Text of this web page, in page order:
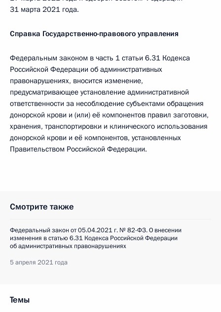
31 марта 2021 года.
Справка Государственно-правового управления
Федеральным законом в часть 1 статьи 6.31 Кодекса
Российской Федерации об административных
правонарушениях, вносится изменение,
предусматривающее установление административной
ответственности за несоблюдение субъектами обращения
донорской крови и (или) её компонентов правил заготовки,
хранения, транспортировки и клинического использования
донорской крови и её компонентов, установленных
Правительством Российской Федерации.
Смотрите также
Федеральный закон от 05.04.2021 г. № 82-ФЗ. О внесении
изменения в статью 6.31 Кодекса Российской Федерации
об административных правонарушениях
5 апреля 2021 года
Темы